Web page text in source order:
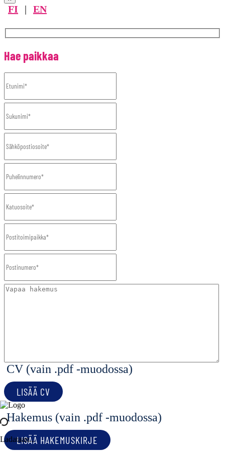
Ladataan...
FI | EN
Hae paikkaa
CV (vain .pdf -muodossa)
LISÄÄ CV
Hakemus (vain .pdf -muodossa)
LISÄÄ HAKEMUSKIRJE